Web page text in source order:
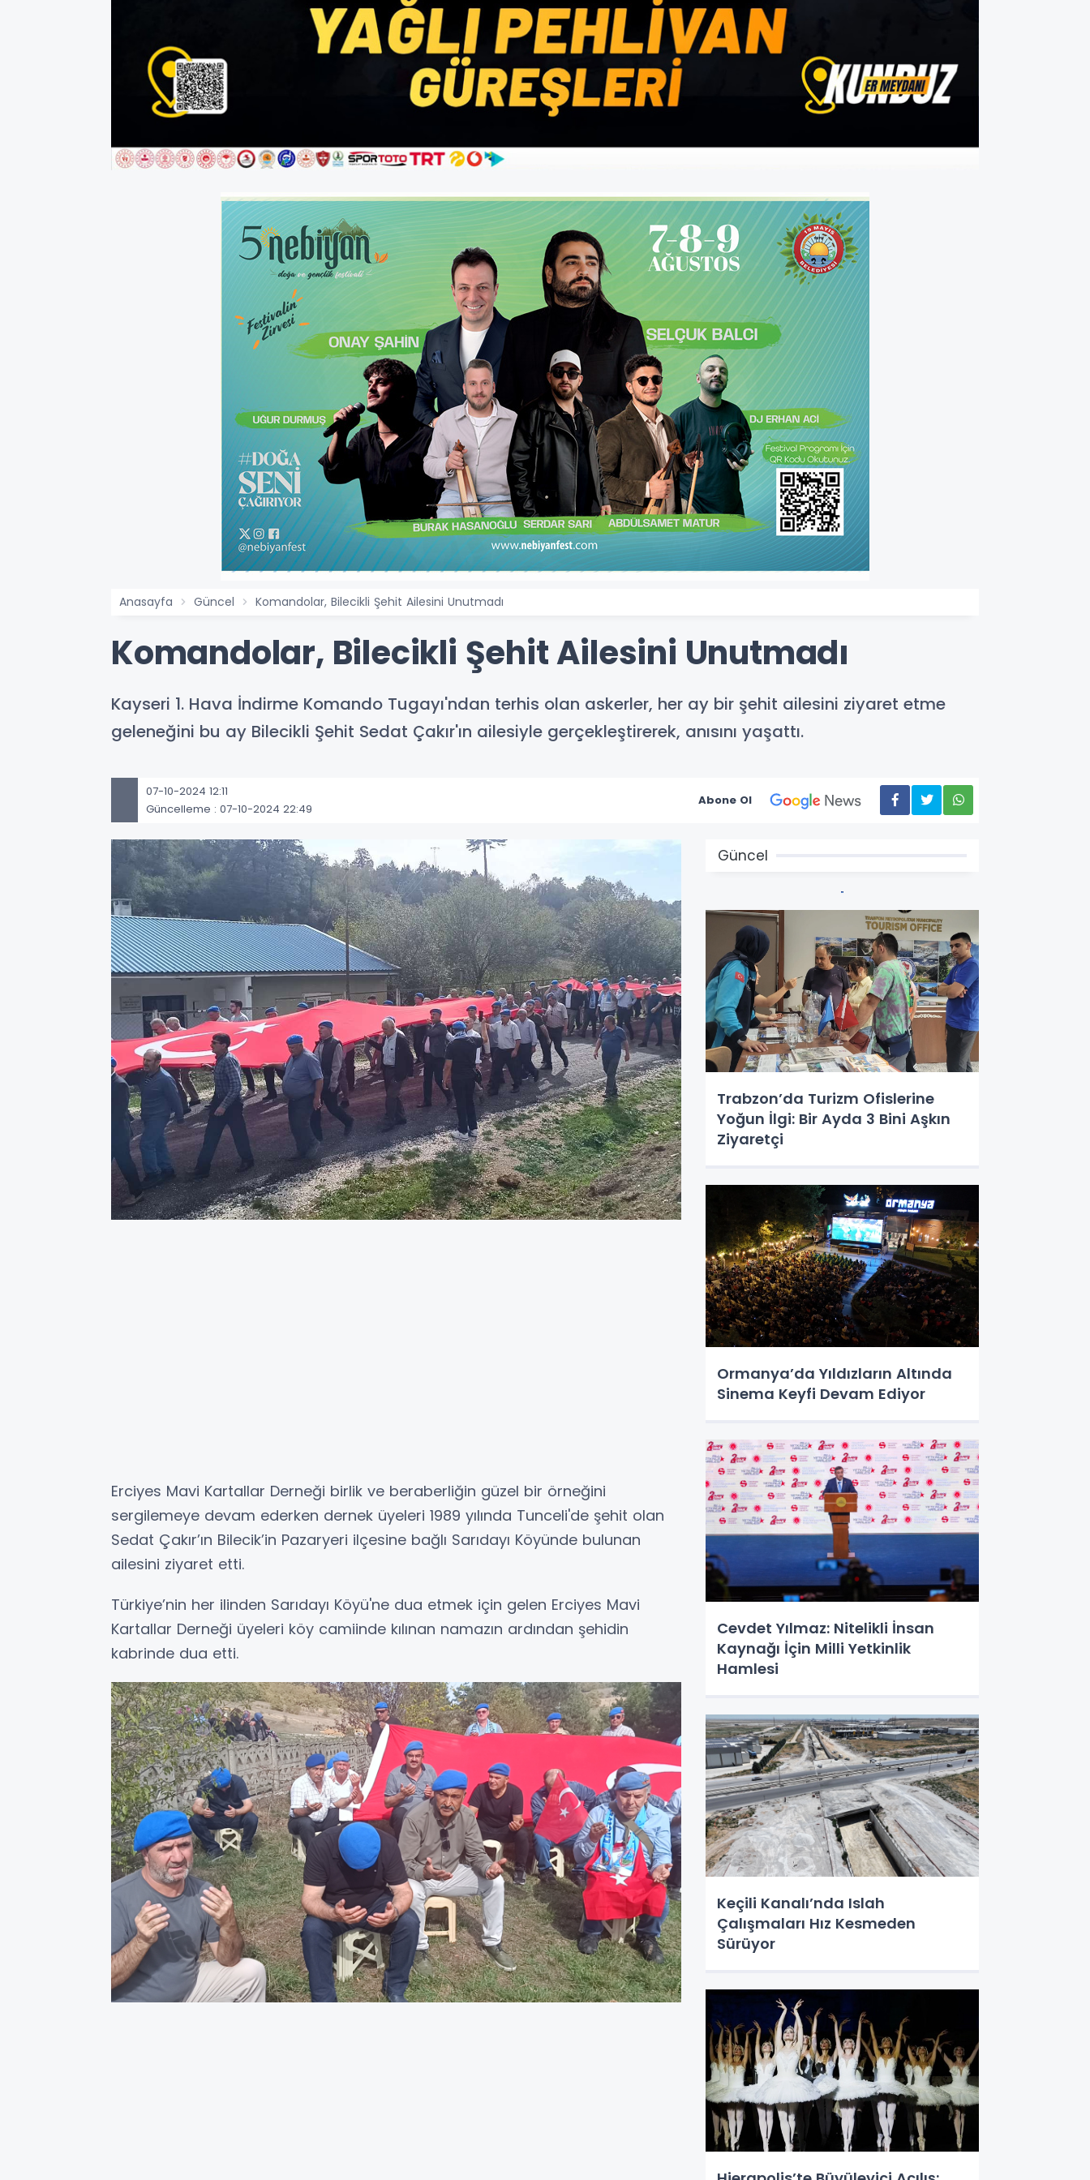
Anasayfa Güncel Komandolar, Bilecikli Şehit Ailesini Unutmadı
Komandolar, Bilecikli Şehit Ailesini Unutmadı
Kayseri 1. Hava İndirme Komando Tugayı'ndan terhis olan askerler, her ay bir şehit ailesini ziyaret etme
geleneğini bu ay Bilecikli Şehit Sedat Çakır'ın ailesiyle gerçekleştirerek, anısını yaşattı.
07-10-2024 12:11
Güncelleme : 07-10-2024 22:49
Abone Ol
Erciyes Mavi Kartallar Derneği birlik ve beraberliğin güzel bir örneğini
sergilemeye devam ederken dernek üyeleri 1989 yılında Tunceli'de şehit olan
Sedat Çakır’ın Bilecik’in Pazaryeri ilçesine bağlı Sarıdayı Köyünde bulunan
ailesini ziyaret etti.
Türkiye’nin her ilinden Sarıdayı Köyü'ne dua etmek için gelen Erciyes Mavi
Kartallar Derneği üyeleri köy camiinde kılınan namazın ardından şehidin
kabrinde dua etti.
Güncel
Trabzon’da Turizm Ofislerine
Yoğun İlgi: Bir Ayda 3 Bini Aşkın
Ziyaretçi
Ormanya’da Yıldızların Altında
Sinema Keyfi Devam Ediyor
Cevdet Yılmaz: Nitelikli İnsan
Kaynağı İçin Milli Yetkinlik
Hamlesi
Keçili Kanalı’nda Islah
Çalışmaları Hız Kesmeden
Sürüyor